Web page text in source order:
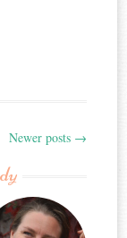
Newer posts →